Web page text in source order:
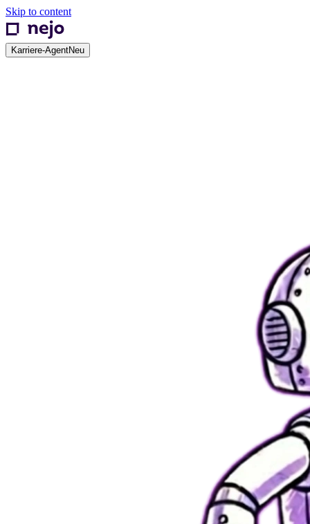
Skip to content
Karriere-AgentNeu